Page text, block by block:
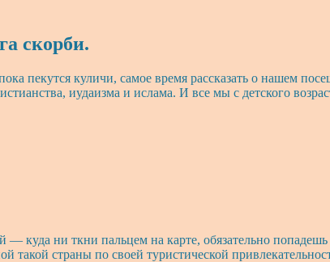
скорби.
пекутся куличи, самое время рассказать о нашем
иудаизма и ислама. И все мы с детского
— куда ни ткни пальцем на карте, обязательно
такой страны по своей туристической